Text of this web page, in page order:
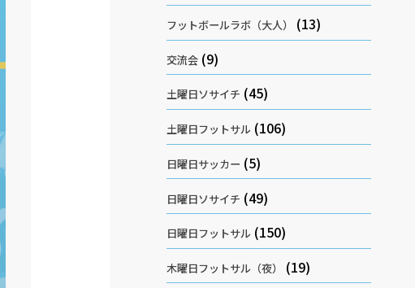
フットボールラボ（大人） (13)
交流会(9)
土曜日ソサイチ (45)
土曜日フットサル(106)
日曜日サッカー (5)
日曜日ソサイチ (49)
日曜日フットサル(150)
木曜日フットサル（夜） (19)